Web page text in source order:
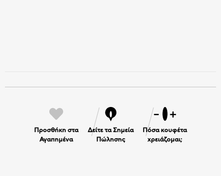
Προσθήκη στα
Αγαπημένα
Δείτε τα Σημεία
Πώλησης
Πόσα κουφέτα
χρειάζομαι;